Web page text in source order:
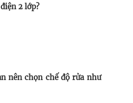
2 lớp?
nên chọn chế độ rửa như